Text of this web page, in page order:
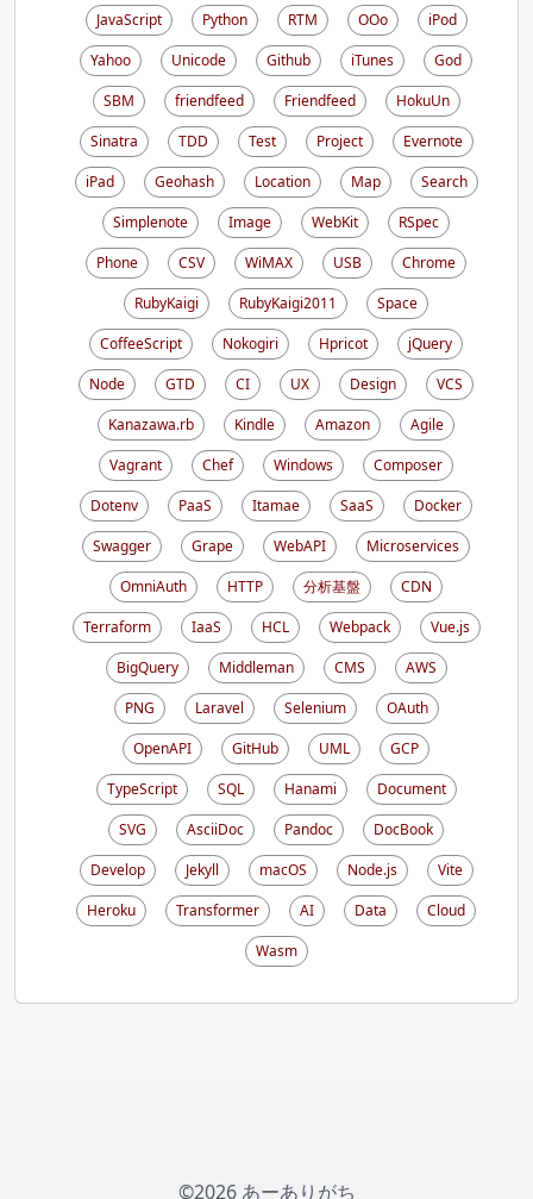
JavaScript
Python RTM OOo
iPod
Yahoo
Unicode Github iTunes
God
SBM
friendfeed Friendfeed
HokuUn
Sinatra
TDD Test Project
Evernote
iPad
Geohash Location Map
Search
Simplenote
Image WebKit
RSpec
Phone
CSV WiMAX USB
Chrome
RubyKaigi
RubyKaigi2011
Space
CoffeeScript
Nokogiri Hpricot
jQuery
Node
GTD CI UX Design
VCS
Kanazawa.rb
Kindle Amazon
Agile
Vagrant
Chef Windows
Composer
Dotenv
PaaS Itamae SaaS
Docker
Swagger
Grape WebAPI
Microservices
OmniAuth
HTTP 分析基盤
CDN
Terraform
IaaS HCL Webpack
Vue.js
BigQuery
Middleman CMS
AWS
PNG
Laravel Selenium
OAuth
OpenAPI
GitHub UML
GCP
TypeScript
SQL Hanami
Document
SVG
AsciiDoc Pandoc
DocBook
Develop
Jekyll macOS Node.js
Vite
Heroku
Transformer AI Data
Cloud
Wasm
©2026 あーありがち